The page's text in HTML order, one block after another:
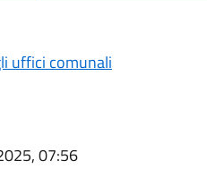
uffici comunali
07:56